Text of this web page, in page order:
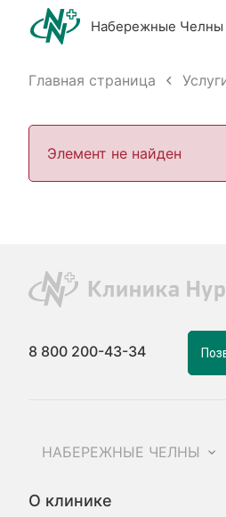
Набережные
Главная страница
Элемент не найден
8 800 200-43-34
НАБЕРЕЖНЫЕ ЧЕЛНЫ
О клинике